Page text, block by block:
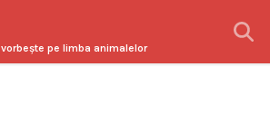
vorbeşte pe limba animalelor